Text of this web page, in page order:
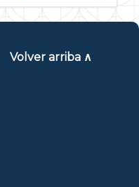
Volver arriba ∧